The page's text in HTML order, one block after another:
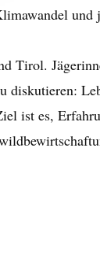
und
Tirol.
diskutieren:
ist es,